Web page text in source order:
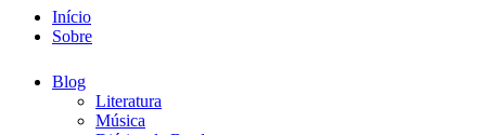
Início
Sobre
Blog
Literatura
Música